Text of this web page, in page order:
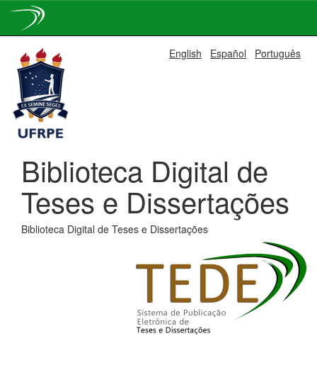
navigation
English Español Português
Biblioteca Digital de
Teses e Dissertações
Biblioteca Digital de Teses e Dissertações